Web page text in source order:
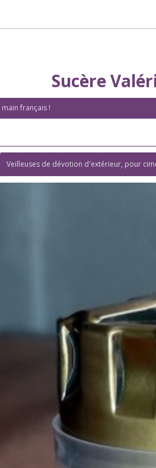
Sucère
français !
Veilleuses de dévotion d'extérieur, pour